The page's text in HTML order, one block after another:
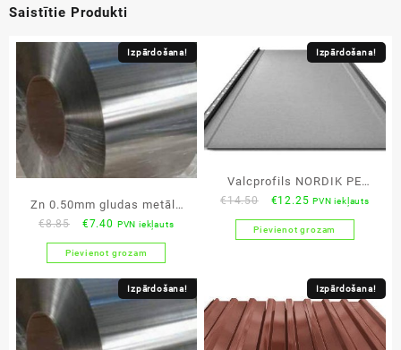
Saistītie Produkti
Izpārdošana!
Zn 0.50mm gludas metāla
loksnes
€8.85
Original
price
was:
€8.85.
€7.40 Current
price
is:
€7.40.
PVN iekļauts
Pievienot grozam
Izpārdošana!
Valcprofils NORDIK PE
0.45mm ar KLIK sistēmu
€14.50
Original
price
was:
€12.25Current
price
is:
PVN iekļauts
Pievienot grozam
Izpārdošana! Izpārdošana!